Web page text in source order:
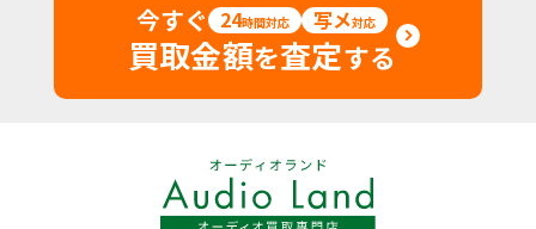
今すぐ 24時間対応 写メ対応
買取金額を査定する